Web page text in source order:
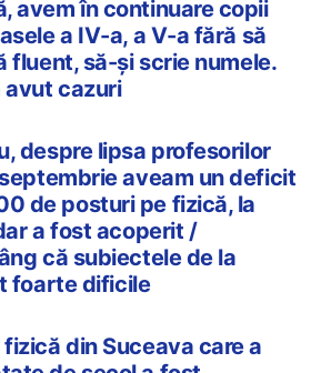
avem în continuare copii
a IV-a, a V-a fără să
fluent, să-și scrie numele.
avut cazuri
despre lipsa profesorilor
aveam un deficit
de posturi pe fizică, la
a fost acoperit /
că subiectele de la
foarte dificile
din Suceava care a